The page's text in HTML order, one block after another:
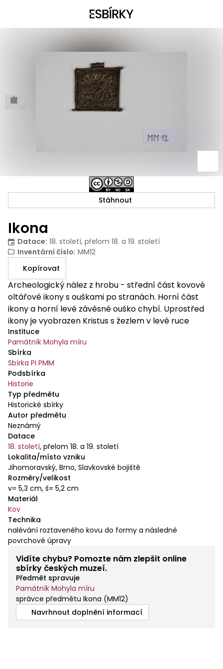
Ikona
Datace: 18. století, přelom 18. a 19. století
Inventární číslo: MM12
Kopírovat
Archeologický nález z hrobu - střední část kovové
oltářové ikony s ouškami po stranách. Horní část
ikony a horní levé závěsné ouško chybí. Uprostřed
ikony je vyobrazen Kristus s žezlem v levé ruce
kolem něj jsou klečící postavy.
Instituce
Památník Mohyla míru
Sbírka
Sbírka PI PMM
Podsbírka
Historie
Typ předmětu
Historické sbírky
Autor předmětu
Neznámý
Datace
18. století, přelom 18. a 19. století
Lokalita/místo vzniku
Jihomoravský, Brno, Slavkovské bojiště
Rozměry/velikost
v= 5,3 cm, š= 5,2 cm
Materiál
Kov
Technika
nalévání roztaveného kovu do formy a následné
povrchové úpravy
Vidíte chybu? Pomozte nám zlepšit online
sbírky českých muzeí.
Předmět spravuje
Památník Mohyla míru
správce předmětu Ikona (MM12)
Navrhnout doplnění informací
Stáhnout